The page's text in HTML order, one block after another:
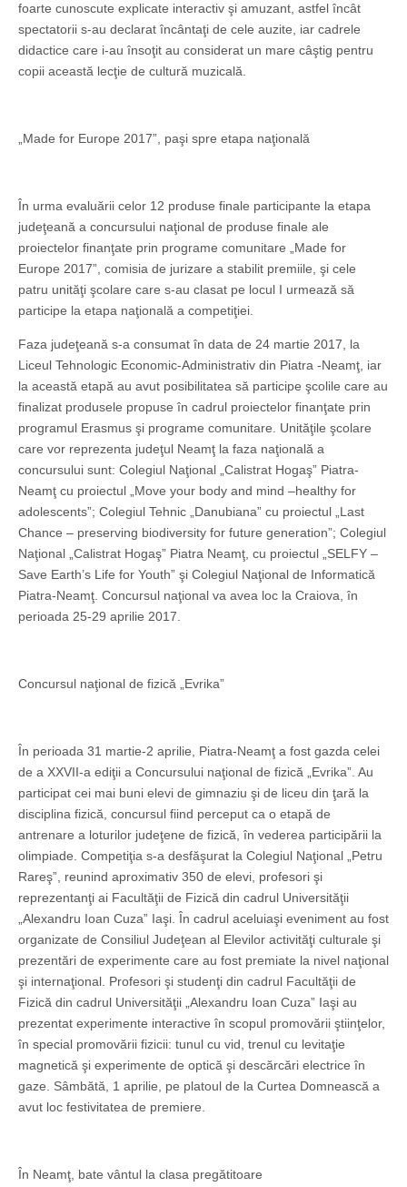
foarte cunoscute explicate interactiv şi amuzant, astfel încât
spectatorii s-au declarat încântaţi de cele auzite, iar cadrele
didactice care i-au însoţit au considerat un mare câştig pentru
copii această lecţie de cultură muzicală.
„Made for Europe 2017”, paşi spre etapa naţională
În urma evaluării celor 12 produse finale participante la etapa
judeţeană a concursului naţional de produse finale ale
proiectelor finanţate prin programe comunitare „Made for
Europe 2017”, comisia de jurizare a stabilit premiile, şi cele
patru unităţi şcolare care s-au clasat pe locul I urmează să
participe la etapa naţională a competiţiei.
Faza judeţeană s-a consumat în data de 24 martie 2017, la
Liceul Tehnologic Economic-Administrativ din Piatra -Neamţ, iar
la această etapă au avut posibilitatea să participe şcolile care au
finalizat produsele propuse în cadrul proiectelor finanţate prin
programul Erasmus şi programe comunitare. Unităţile şcolare
care vor reprezenta judeţul Neamţ la faza naţională a
concursului sunt: Colegiul Naţional „Calistrat Hogaş” Piatra-
Neamţ cu proiectul „Move your body and mind –healthy for
adolescents”; Colegiul Tehnic „Danubiana” cu proiectul „Last
Chance – preserving biodiversity for future generation”; Colegiul
Naţional „Calistrat Hogaş” Piatra Neamţ, cu proiectul „SELFY –
Save Earth’s Life for Youth” şi Colegiul Naţional de Informatică
Piatra-Neamţ. Concursul naţional va avea loc la Craiova, în
perioada 25-29 aprilie 2017.
Concursul naţional de fizică „Evrika”
În perioada 31 martie-2 aprilie, Piatra-Neamţ a fost gazda celei
de a XXVII-a ediţii a Concursului naţional de fizică „Evrika”. Au
participat cei mai buni elevi de gimnaziu şi de liceu din ţară la
disciplina fizică, concursul fiind perceput ca o etapă de
antrenare a loturilor judeţene de fizică, în vederea participării la
olimpiade. Competiţia s-a desfăşurat la Colegiul Naţional „Petru
Rareş”, reunind aproximativ 350 de elevi, profesori şi
reprezentanţi ai Facultăţii de Fizică din cadrul Universităţii
„Alexandru Ioan Cuza” Iaşi. În cadrul aceluiaşi eveniment au fost
organizate de Consiliul Judeţean al Elevilor activităţi culturale şi
prezentări de experimente care au fost premiate la nivel naţional
şi internaţional. Profesori şi studenţi din cadrul Facultăţii de
Fizică din cadrul Universităţii „Alexandru Ioan Cuza” Iaşi au
prezentat experimente interactive în scopul promovării ştiinţelor,
în special promovării fizicii: tunul cu vid, trenul cu levitaţie
magnetică şi experimente de optică şi descărcări electrice în
gaze. Sâmbătă, 1 aprilie, pe platoul de la Curtea Domnească a
avut loc festivitatea de premiere.
În Neamţ, bate vântul la clasa pregătitoare